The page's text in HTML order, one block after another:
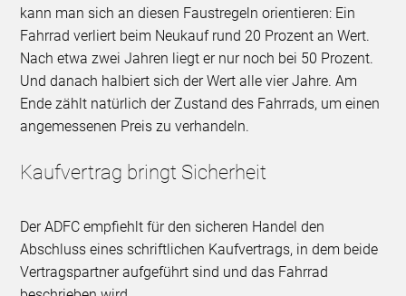
kann man sich an diesen Faustregeln orientieren: Ein
Fahrrad verliert beim Neukauf rund 20 Prozent an Wert.
Nach etwa zwei Jahren liegt er nur noch bei 50 Prozent.
Und danach halbiert sich der Wert alle vier Jahre. Am
Ende zählt natürlich der Zustand des Fahrrads, um einen
angemessenen Preis zu verhandeln.
Kaufvertrag bringt Sicherheit
Der ADFC empfiehlt für den sicheren Handel den
Abschluss eines schriftlichen Kaufvertrags, in dem beide
Vertragspartner aufgeführt sind und das Fahrrad